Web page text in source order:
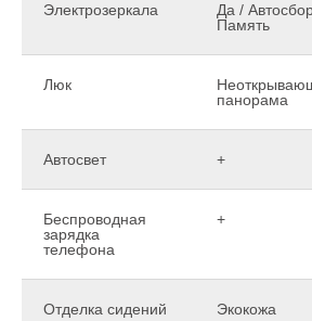
Электрозеркала
Да /
Память
Люк
панорама
Автосвет +
Беспроводная
зарядка
телефона
+
Отделка сидений Экокожа